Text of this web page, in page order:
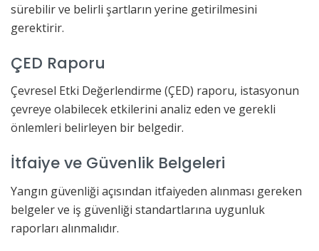
sürebilir ve belirli şartların yerine getirilmesini
gerektirir.
ÇED Raporu
Çevresel Etki Değerlendirme (ÇED) raporu, istasyonun
çevreye olabilecek etkilerini analiz eden ve gerekli
önlemleri belirleyen bir belgedir.
İtfaiye ve Güvenlik Belgeleri
Yangın güvenliği açısından itfaiyeden alınması gereken
belgeler ve iş güvenliği standartlarına uygunluk
raporları alınmalıdır.